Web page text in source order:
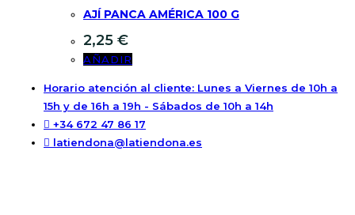
AJÍ PANCA AMÉRICA 100 G
2,25 €
AÑADIR
Horario atención al cliente: Lunes a Viernes de 10h a
15h y de 16h a 19h - Sábados de 10h a 14h
+34 672 47 86 17
latiendona@latiendona.es